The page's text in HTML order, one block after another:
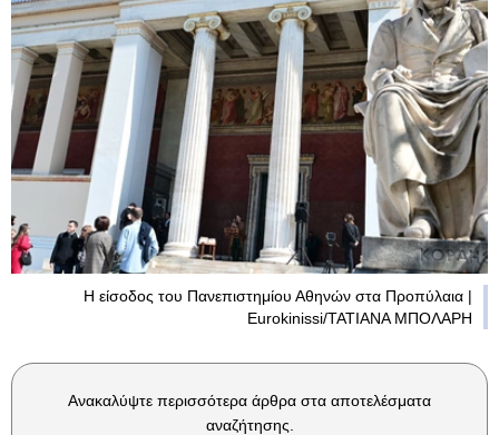
Η είσοδος του Πανεπιστημίου Αθηνών στα Προπύλαια |
Eurokinissi/ΤΑΤΙΑΝΑ ΜΠΟΛΑΡΗ
Ανακαλύψτε περισσότερα άρθρα στα αποτελέσματα
αναζήτησης.